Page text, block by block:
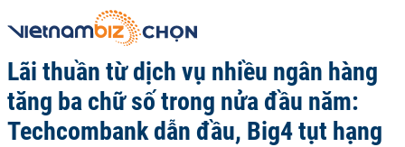
Lãi thuần từ dịch vụ nhiều ngân hàng
tăng ba chữ số trong nửa đầu năm:
Techcombank dẫn đầu, Big4 tụt hạng